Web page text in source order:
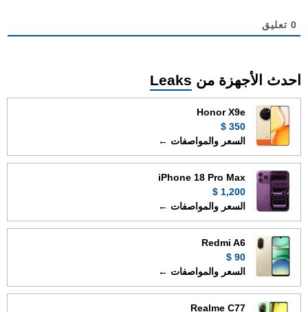
0 تعليق
احدث الأجهزة من Leaks
Honor X9e
350 $
السعر والمواصفات ←
iPhone 18 Pro Max
1,200 $
السعر والمواصفات ←
Redmi A6
90 $
السعر والمواصفات ←
Realme C77